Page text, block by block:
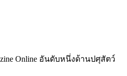
Online อันดับหนึ่งด้านปศุสัตว์